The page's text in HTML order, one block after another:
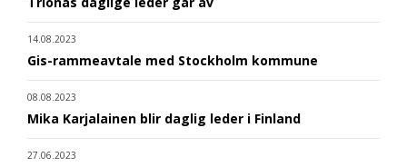
14.08.2023
Gis-rammeavtale med Stockholm kommune
08.08.2023
Mika Karjalainen blir daglig leder i Finland
27.06.2023